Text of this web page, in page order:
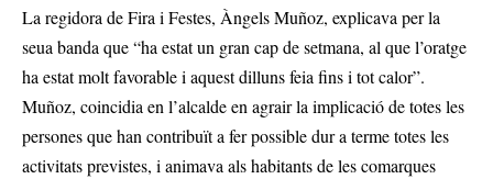
La regidora de Fira i Festes, Àngels Muñoz, explicava per la
seua banda que “ha estat un gran cap de setmana, al que l’oratge
ha estat molt favorable i aquest dilluns feia fins i tot calor”.
Muñoz, coincidia en l’alcalde en agrair la implicació de totes les
persones que han contribuït a fer possible dur a terme totes les
activitats previstes, i animava als habitants de les comarques